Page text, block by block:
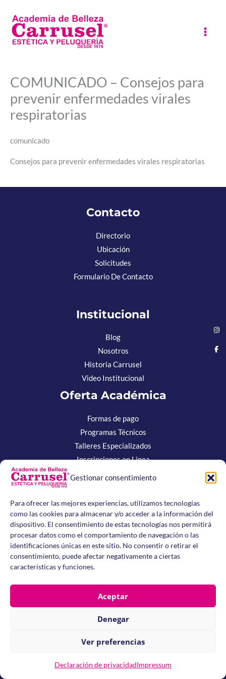
Gestionar consentimiento
Para ofrecer las mejores experiencias, utilizamos tecnologías
como las cookies para almacenar y/o acceder a la información del
dispositivo. El consentimiento de estas tecnologías nos permitirá
procesar datos como el comportamiento de navegación o las
identificaciones únicas en este sitio. No consentir o retirar el
consentimiento, puede afectar negativamente a ciertas
características y funciones.
Aceptar
Denegar
Ver preferencias
Declaración de privacidadImpressum
contenido
COMUNICADO – Consejos para
prevenir enfermedades virales
respiratorias
comunicado
Consejos para prevenir enfermedades virales respiratorias
Contacto
Directorio
Ubicación
Solicitudes
Formulario De Contacto
Institucional
Blog
Nosotros
Historia Carrusel
Video Institucional
Oferta Académica
Formas de pago
Programas Técnicos
Talleres Especializados
Inscripciones en Linea
Politica Talleres
Tratamiento de Datos
Manual de Convivencia
Procedimientos Programas
Academia de Belleza Carrusel –Carrera 25 # 4 – 55, San
Fernando, Cali – Valle del Cauca, Colombia
3156479012–3164710534–3175618732
4143.2.21.6840 del 18 de agosto de 2009 - Secretaría de
Educación Municipal de Santiago de Cali.
vigilancia por parte de la Secretaría de Educación de Santiago de
Cali.